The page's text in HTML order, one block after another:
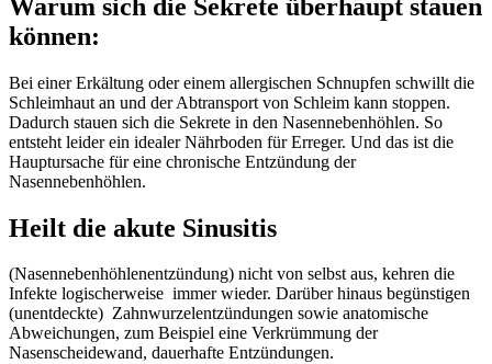
Warum sich die Sekrete überhaupt stauen
können:
Bei einer Erkältung oder einem allergischen Schnupfen schwillt die
Schleimhaut an und der Abtransport von Schleim kann stoppen.
Dadurch stauen sich die Sekrete in den Nasennebenhöhlen. So
entsteht leider ein idealer Nährboden für Erreger. Und das ist die
Hauptursache für eine chronische Entzündung der
Nasennebenhöhlen.
Heilt die akute Sinusitis
(Nasennebenhöhlenentzündung) nicht von selbst aus, kehren die
Infekte logischerweise immer wieder. Darüber hinaus begünstigen
(unentdeckte) Zahnwurzelentzündungen sowie anatomische
Abweichungen, zum Beispiel eine Verkrümmung der
Nasenscheidewand, dauerhafte Entzündungen.